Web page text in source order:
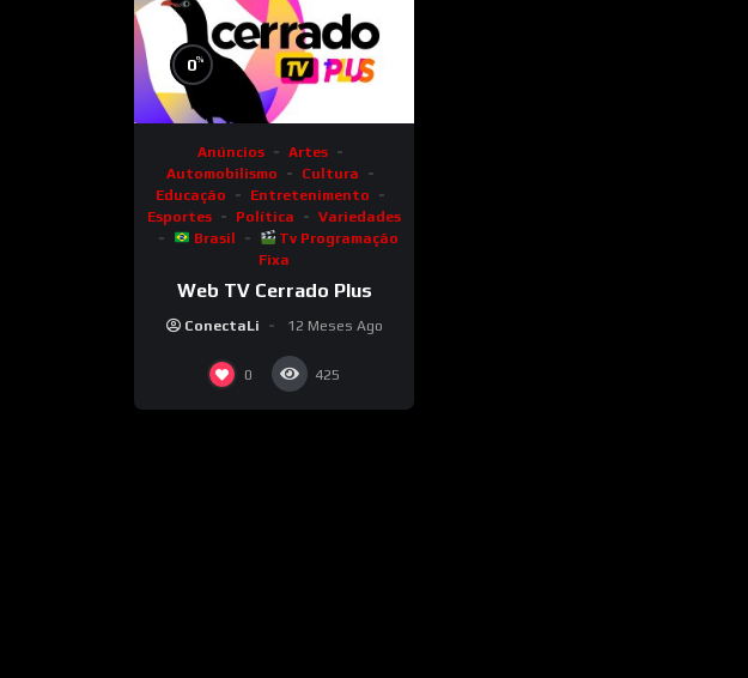
0%
Anúncios
Artes
Automobilismo
Cultura
Educação
Entretenimento
Esportes
Política
Variedades
Brasil
Tv Programação
Fixa
Web TV Cerrado Plus
ConectaLi 12 Meses Ago
0 425